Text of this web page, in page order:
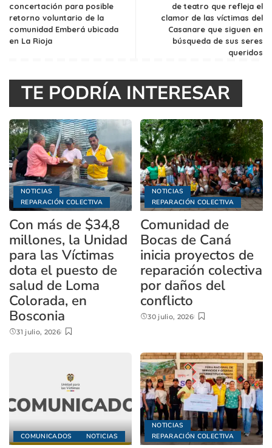
concertación para posible
retorno voluntario de la
comunidad Emberá ubicada
en La Rioja
de teatro que refleja el
clamor de las víctimas del
Casanare que siguen en
búsqueda de sus seres
queridos
TE PODRÍA INTERESAR
NOTICIAS
REPARACIÓN COLECTIVA
Con más de $34,8
millones, la Unidad
para las Víctimas
dota el puesto de
salud de Loma
Colorada, en
Bosconia
31 julio, 2026
NOTICIAS
REPARACIÓN COLECTIVA
Comunidad de
Bocas de Caná
inicia proyectos de
reparación colectiva
por daños del
conflicto
30 julio, 2026
COMUNICADOS NOTICIAS
NOTICIAS
REPARACIÓN COLECTIVA